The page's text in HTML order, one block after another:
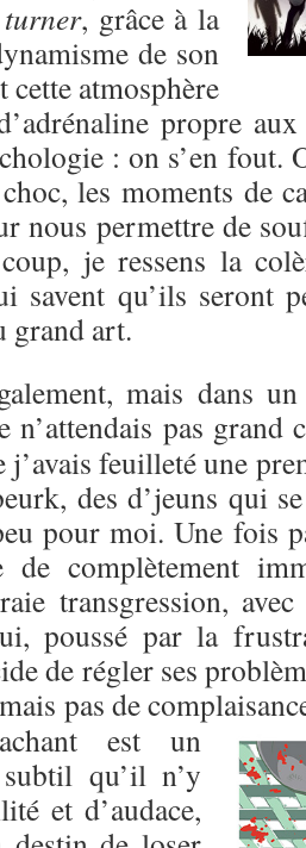
, grâce à la
de son
cette atmosphère
propre
: on s’en fout.
les moments de
nous permettre de
je ressens la
savent qu’ils seront
grand art.
mais dans
n’attendais pas grand
j’avais feuilleté une
des d’jeuns qui
pour moi. Une fois
de complètement
transgression,
poussé par la
de régler ses
pas de
est un
qu’il n’y
et d’audace,